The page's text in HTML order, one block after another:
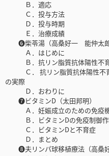
Ｂ．適応
Ｃ．投与方法
Ｄ．投与時期
Ｅ．治療成績
❻柴苓湯（高桑好一 能仲太郎
Ａ．はじめに
Ｂ．抗リン脂質抗体陽性不育
Ｃ． 抗リン脂質抗体陽性不育
の実際
Ｄ．おわりに
❼ビタミンD（太田邦明）
Ａ．妊娠成立のための免疫
Ｂ．ビタミンDの免疫制御
Ｃ．ビタミンDと不育症
Ｄ．まとめ
❽夫リンパ球移植療法（高桑